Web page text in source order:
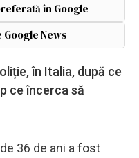
în Google
News
în Italia, după ce
ce încerca să
36 de ani a fost